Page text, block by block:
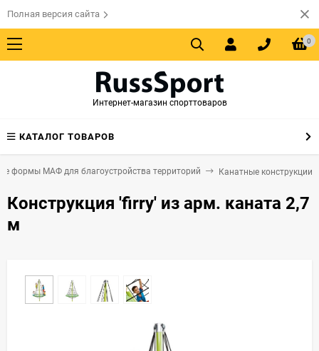
Полная версия сайта
0
Интернет-магазин спорттоваров
КАТАЛОГ ТОВАРОВ
формы МАФ для благоустройства территорий Канатные конструкции
Конструкция 'firry' из арм. каната 2,7
м